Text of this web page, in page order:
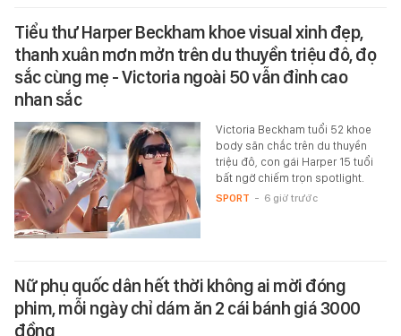
Tiểu thư Harper Beckham khoe visual xinh đẹp,
thanh xuân mơn mởn trên du thuyền triệu đô, đọ
sắc cùng mẹ - Victoria ngoài 50 vẫn đỉnh cao
nhan sắc
Victoria Beckham tuổi 52 khoe
body săn chắc trên du thuyền
triệu đô, con gái Harper 15 tuổi
bất ngờ chiếm trọn spotlight.
SPORT - 6 giờ trước
Nữ phụ quốc dân hết thời không ai mời đóng
phim, mỗi ngày chỉ dám ăn 2 cái bánh giá 3000
đồng